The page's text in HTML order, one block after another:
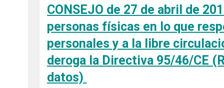
CONSEJO de 27 de abril de
personas físicas en lo que
personales y a la libre
deroga la Directiva 95/46/CE
datos)